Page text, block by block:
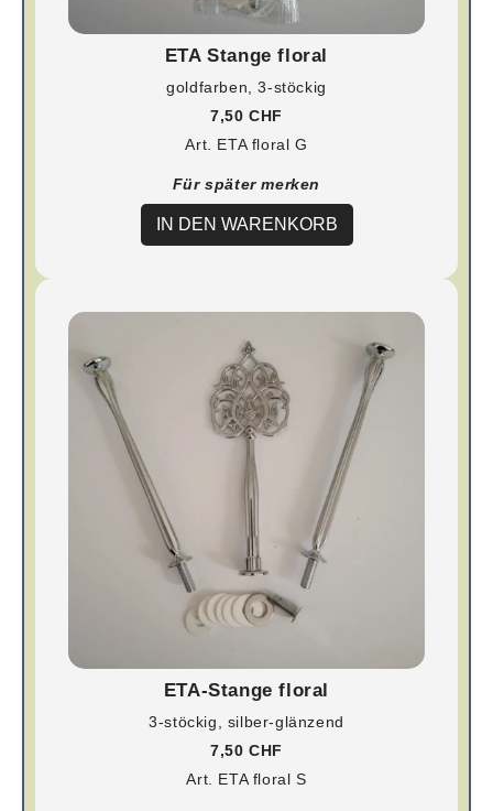
ETA Stange floral
goldfarben, 3-stöckig
7,50 CHF
Art. ETA floral G
Für später merken
IN DEN WARENKORB
ETA-Stange floral
3-stöckig, silber-glänzend
7,50 CHF
Art. ETA floral S